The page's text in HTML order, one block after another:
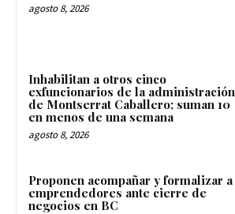
agosto 8, 2026
Inhabilitan a otros cinco
exfuncionarios de la administración
de Montserrat Caballero; suman 10
en menos de una semana
agosto 8, 2026
Proponen acompañar y formalizar a
emprendedores ante cierre de
negocios en BC